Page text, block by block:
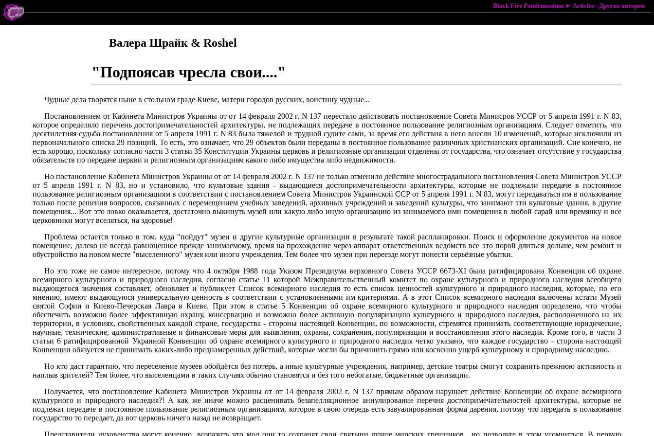
Black Fire Pandemonium ► Articles - Других авторов
Валера Шрайк & Roshel
"Подпоясав чресла свои...."
Чудные дела творятся ныне в стольном граде Киеве, матери городов русских, воистину чудные...
Постановлением от Кабинета Министров Украины от от 14 февраля 2002 г. N 137 перестало действовать постановление Совета Минисров УССР от 5 апреля 1991 г. N 83,
которое определяло перечень достопримечательностей архитектуры, не подлежащих передаче в постоянное пользование религиозным организациям. Следует отметить, что
десятилетняя судьба постановления от 5 апреля 1991 г. N 83 была тяжелой и трудной судите сами, за время его действия в него внесли 10 изменений, которые исключили из
первоначального списка 29 позиций. То есть, это означает, что 29 объектов были переданы в постоянное пользование различных христианских организаций. Сие конечно, не
есть хорошо, поскольку согласно части 3 статьи 35 Конституции Украины церковь и религиозные организации отделены от государства, что означает отсутствие у государства
обязательств по передаче церкви и религиозным организациям какого либо имущества либо недвижимости.
Но постановление Кабинета Министров Украины от от 14 февраля 2002 г. N 137 не только отменило действие многострадального постановления Совета Министров УССР
от 5 апреля 1991 г. N 83, но и установило, что культовые здания - выдающиеся достопримечательности архитектуры, которые не подлежали передаче в постоянное
пользование религиозным организациям в соответствии с постановлением Совета Министров Украинской ССР от 5 апреля 1991 г. N 83, могут передаваться им в пользование
только после решения вопросов, связанных с перемещением учебных заведений, архивных учреждений и заведений культуры, что занимают эти культовые здания, в другие
помещения... Вот это ловко оказывается, достаточно выкинуть музей или какую либо иную организацию из занимаемого ими помещения в любой сарай или времянку и все
церковники могут вселяться, на здоровье!
Проблема остается только в том, куда "пойдут" музеи и другие культурные организации в результате такой распланировки. Поиск и оформление документов на новое
помещение, далеко не всегда равноценное прежде занимаемому, время на прохождение через аппарат ответственных ведомств все это порой длиться дольше, чем ремонт и
обустройство на новом месте "выселенного" музея или иного учреждения. Тем более что музеи при переезде могут понести серьёзные убытки.
Но это тоже не самое интересное, потому что 4 октября 1988 года Указом Президиума верховного Совета УССР 6673-XI была ратифицирована Конвенция об охране
всемирного культурного и природного наследия, согласно статье 11 которой Межправительственный комитет по охране культурного и природного наследия всеобщего
выдающегося значения составляет, обновляет и публикует Список всемирного наследия то есть список ценностей культурного и природного наследия, которые, по его
мнению, имеют выдающуюся универсальную ценность в соответствии с установленными им критериями. А в этот Список всемирного наследия включены кстати Музей
святой Софии и Киево-Печерская Лавра в Киеве. При этом в статье 5 Конвенции об охране всемирного культурного и природного наследия определено, что чтобы
обеспечить возможно более эффективную охрану, консервацию и возможно более активную популяризацию культурного и природного наследия, расположенного на их
территории, в условиях, свойственных каждой стране, государства - стороны настоящей Конвенции, по возможности, стремятся принимать соответствующие юридические,
научные, технические, административные и финансовые меры для выявления, охраны, сохранения, популяризации и восстановления этого наследия. Кроме того, в части 3
статьи 6 ратифицированной Украиной Конвенции об охране всемирного культурного и природного наследия четко указано, что каждое государство - сторона настоящей
Конвенции обязуется не принимать каких-либо преднамеренных действий, которые могли бы причинить прямо или косвенно ущерб культурному и природному наследию.
Но кто даст гарантию, что переселение музеев обойдётся без потерь, а иные культурные учреждения, например, детские театры смогут сохранить прежнюю активность и
наплыв зрителей? Тем более, что выселенцами в таких случаях обычно становятся и без того небогатые, бюджетные организации.
Получается, что постановление Кабинета Министров Украины от от 14 февраля 2002 г. N 137 прямым образом нарушает действие Конвенции об охране всемирного
культурного и природного наследия?! А как же иначе можно расценивать безапелляционное аннулирование перечня достопримечательностей архитектуры, которые не
подлежат передаче в постоянное пользование религиозным организациям, которое в свою очередь есть завуалированная форма дарения, потому что передать в пользование
государство то передает, да вот церковь ничего назад не возвращает.